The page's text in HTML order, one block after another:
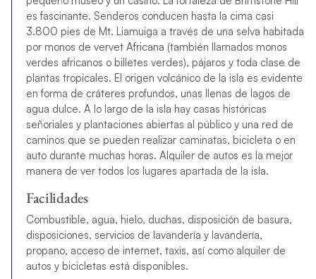
es fascinante. Senderos conducen hasta la cima casi
3.800 pies de Mt. Liamuiga a través de una selva habitada
por monos de vervet Africana (también llamados monos
verdes africanos o billetes verdes), pájaros y toda clase de
plantas tropicales. El origen volcánico de la isla es evidente
en forma de cráteres profundos, unas llenas de lagos de
agua dulce. A lo largo de la isla hay casas históricas
señoriales y plantaciones abiertas al público y una red de
caminos que se pueden realizar caminatas, bicicleta o en
auto durante muchas horas. Alquiler de autos es la mejor
manera de ver todos los lugares apartada de la isla.
Facilidades
Combustible, agua, hielo, duchas, disposición de basura,
disposiciones, servicios de lavandería y lavandería,
propano, acceso de internet, taxis, así como alquiler de
autos y bicicletas está disponibles.